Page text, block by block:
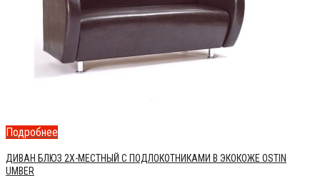
Подробнее
ДИВАН БЛЮЗ 2Х-МЕСТНЫЙ С ПОДЛОКОТНИКАМИ В ЭКОКОЖЕ OSTIN
UMBER